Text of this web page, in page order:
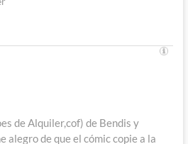
de Alquiler,cof) de Bendis y
alegro de que el cómic copie a la